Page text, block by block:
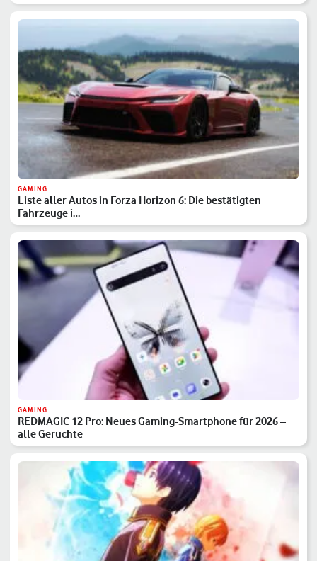
GAMING
Liste aller Autos in Forza Horizon 6: Die bestätigten
Fahrzeuge i…
GAMING
REDMAGIC 12 Pro: Neues Gaming-Smartphone für 2026 –
alle Gerüchte